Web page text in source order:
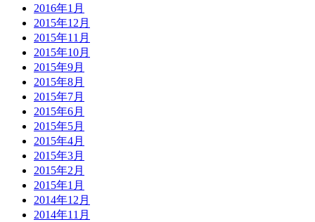
2016年1月
2015年12月
2015年11月
2015年10月
2015年9月
2015年8月
2015年7月
2015年6月
2015年5月
2015年4月
2015年3月
2015年2月
2015年1月
2014年12月
2014年11月